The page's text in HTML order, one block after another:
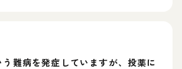
難病を発症していますが、投薬に